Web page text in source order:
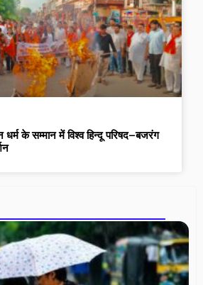
के सम्मान में विश्व हिन्दू परिषद–बजरंग